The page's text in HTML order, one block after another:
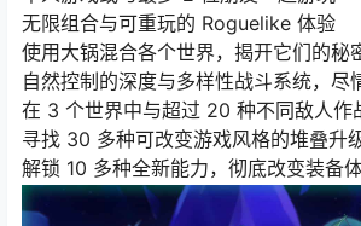
无限组合与可重玩的 Roguelike 体验
使用大锅混合各个世界，揭开它们的秘
自然控制的深度与多样性战斗系统，尽
在 3 个世界中与超过 20 种不同敌人作
寻找 30 多种可改变游戏风格的堆叠升
解锁 10 多种全新能力，彻底改变装备